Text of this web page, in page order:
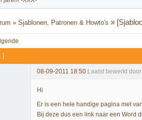
»Sjablonen, Patronen & Howto's »
]
08-09-2011 18:50 Laatst bewerkt
Hi
Er is een hele handige pagina met
Bij deze dus een link naar een Word